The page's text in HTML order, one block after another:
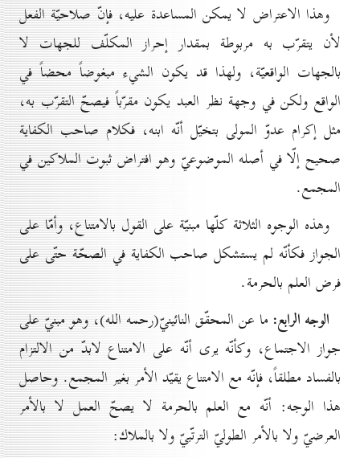
وهذا الاعتراض لا يمكن المساعدة عليه، فإنّ صلاحيّة الفعل
لأن يتقرّب به مربوطة بمقدار إحراز المكلّف للجهات لا
بالجهات الواقعيّة، ولهذا قد يكون الشيء مبغوضاً محضاً في
الواقع ولكن في وجهة نظر العبد يكون مقرّباً فيصحّ التقرّب به،
مثل إكرام عدوّ المولى بتخيّل أنّه ابنه، فكلام صاحب الكفاية
صحيح إلّا في أصله الموضوعيّ وهو افتراض ثبوت الملاكين في
المجمع.
وهذه الوجوه الثلاثة كلّها مبنيّة على القول بالامتناع، وأمّا على
الجواز فكأنّه لم يستشكل صاحب الكفاية في الصحّة حتّى على
فرض العلم بالحرمة.
الوجه الرابع: ما عن المحقّق النائينيّ(رحمه الله)، وهو مبنيّ على
جواز الاجتماع، وكأنّه يرى أنّه على الامتناع لابدّ من الالتزام
بالفساد مطلقاً، فإنّه مع الامتناع يقيّد الأمر بغير المجمع. وحاصل
هذا الوجه: أنّه مع العلم بالحرمة لا يصحّ العمل لا بالأمر
العرضيّ ولا بالأمر الطوليّ الترتّبيّ ولا بالملاك: